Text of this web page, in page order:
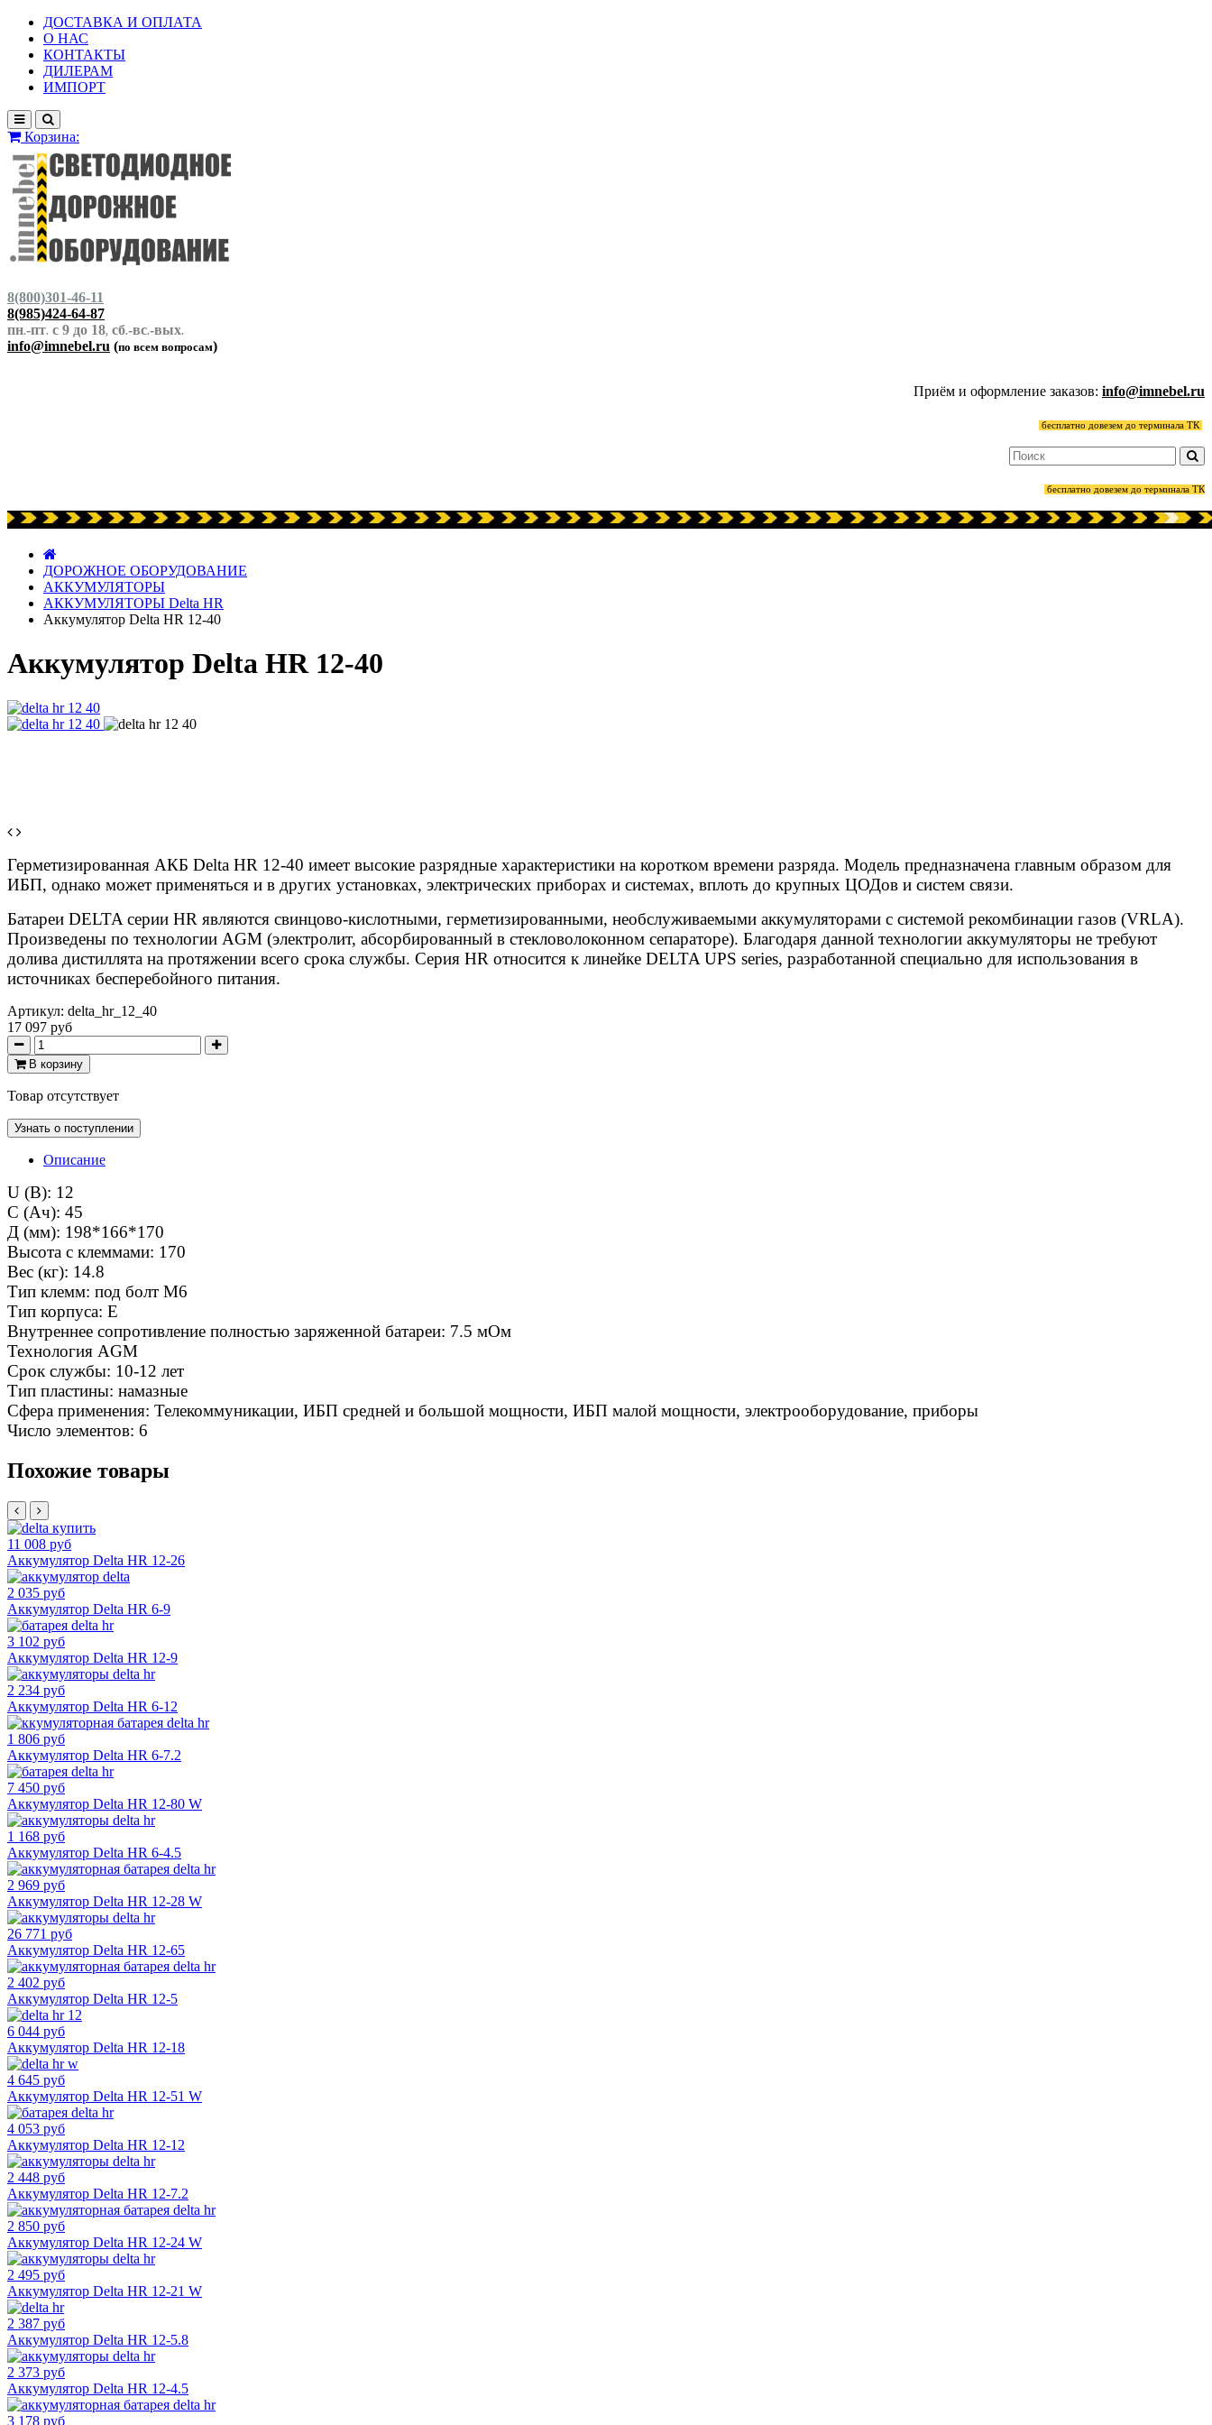
ДОСТАВКА И ОПЛАТА
О НАС
КОНТАКТЫ
ДИЛЕРАМ
ИМПОРТ
Корзина:
8(800)301-46-11
8(985)424-64-87
пн.-пт. с 9 до 18, сб.-вс.-вых.
info@imnebel.ru (по всем вопросам)
Приём и оформление заказов: info@imnebel.ru
бесплатно довезем до терминала ТК
бесплатно довезем до терминала ТК
ДОРОЖНОЕ ОБОРУДОВАНИЕ
АККУМУЛЯТОРЫ
АККУМУЛЯТОРЫ Delta HR
Аккумулятор Delta HR 12-40
Аккумулятор Delta HR 12-40
Герметизированная АКБ Delta HR 12-40 имеет высокие разрядные характеристики на коротком времени разряда. Модель предназначена главным образом для
ИБП, однако может применяться и в других установках, электрических приборах и системах, вплоть до крупных ЦОДов и систем связи.
Батареи DELTA серии HR являются свинцово-кислотными, герметизированными, необслуживаемыми аккумуляторами с системой рекомбинации газов (VRLA).
Произведены по технологии AGM (электролит, абсорбированный в стекловолоконном сепараторе). Благодаря данной технологии аккумуляторы не требуют
долива дистиллята на протяжении всего срока службы. Серия HR относится к линейке DELTA UPS series, разработанной специально для использования в
источниках бесперебойного питания.
Артикул: delta_hr_12_40
17 097 руб
В корзину
Товар отсутствует
Узнать о поступлении
Описание
U (В): 12
C (Ач): 45
Д (мм): 198*166*170
Высота с клеммами: 170
Вес (кг): 14.8
Тип клемм: под болт M6
Тип корпуса: E
Внутреннее сопротивление полностью заряженной батареи: 7.5 мОм
Технология AGM
Срок службы: 10-12 лет
Тип пластины: намазные
Сфера применения: Телекоммуникации, ИБП средней и большой мощности, ИБП малой мощности, электрооборудование, приборы
Число элементов: 6
Похожие товары
11 008 руб
Аккумулятор Delta HR 12-26
2 035 руб
Аккумулятор Delta HR 6-9
3 102 руб
Аккумулятор Delta HR 12-9
2 234 руб
Аккумулятор Delta HR 6-12
1 806 руб
Аккумулятор Delta HR 6-7.2
7 450 руб
Аккумулятор Delta HR 12-80 W
1 168 руб
Аккумулятор Delta HR 6-4.5
2 969 руб
Аккумулятор Delta HR 12-28 W
26 771 руб
Аккумулятор Delta HR 12-65
2 402 руб
Аккумулятор Delta HR 12-5
6 044 руб
Аккумулятор Delta HR 12-18
4 645 руб
Аккумулятор Delta HR 12-51 W
4 053 руб
Аккумулятор Delta HR 12-12
2 448 руб
Аккумулятор Delta HR 12-7.2
2 850 руб
Аккумулятор Delta HR 12-24 W
2 495 руб
Аккумулятор Delta HR 12-21 W
2 387 руб
Аккумулятор Delta HR 12-5.8
2 373 руб
Аккумулятор Delta HR 12-4.5
3 178 руб